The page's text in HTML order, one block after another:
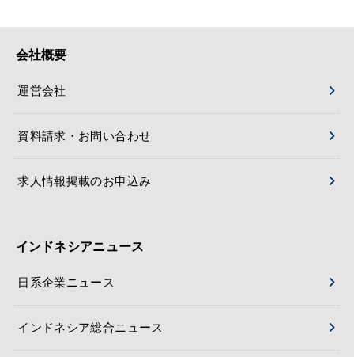
会社概要
運営会社
資料請求・お問い合わせ
求人情報掲載のお申込み
インドネシアニュース
日系企業ニュース
インドネシア総合ニュース